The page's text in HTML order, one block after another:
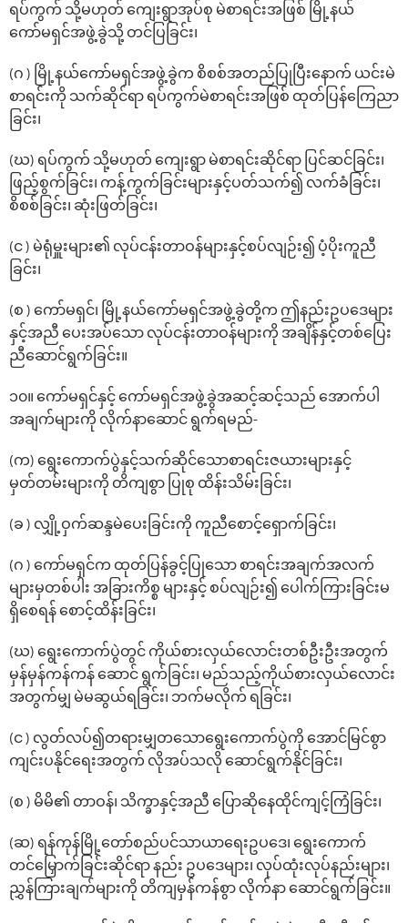
ရပ်ကွက် သို့မဟုတ် ကျေးရွာအုပ်စု မဲစာရင်းအဖြစ် မြို့နယ်
ကော်မရှင်အဖွဲ့ခွဲသို့ တင်ပြခြင်း၊
(ဂ ) မြို့နယ်ကော်မရှင်အဖွဲ့ခွဲက စိစစ်အတည်ပြုပြီးနောက် ယင်းမဲ
စာရင်းကို သက်ဆိုင်ရာ ရပ်ကွက်မဲစာရင်းအဖြစ် ထုတ်ပြန်ကြေညာ
ခြင်း၊
(ဃ) ရပ်ကွက် သို့မဟုတ် ကျေးရွာ မဲစာရင်းဆိုင်ရာ ပြင်ဆင်ခြင်း၊
ဖြည့်စွက်ခြင်း၊ ကန့်ကွက်ခြင်းများနှင့်ပတ်သက်၍ လက်ခံခြင်း၊
စိစစ်ခြင်း၊ ဆုံးဖြတ်ခြင်း၊
(င ) မဲရုံမှူးများ၏ လုပ်ငန်းတာဝန်များနှင့်စပ်လျဉ်း၍ ပံ့ပိုးကူညီ
ခြင်း၊
(စ ) ကော်မရှင်၊ မြို့နယ်ကော်မရှင်အဖွဲ့ခွဲတို့က ဤနည်းဥပဒေများ
နှင့်အညီ ပေးအပ်သော လုပ်ငန်းတာဝန်များကို အချိန်နှင့်တစ်ပြေး
ညီဆောင်ရွက်ခြင်း။
၁၀။ ကော်မရှင်နှင့် ကော်မရှင်အဖွဲ့ခွဲအဆင့်ဆင့်သည် အောက်ပါ
အချက်များကို လိုက်နာဆောင် ရွက်ရမည်-
(က) ရွေးကောက်ပွဲနှင့်သက်ဆိုင်သောစာရင်းဇယားများနှင့်
မှတ်တမ်းများကို တိကျစွာ ပြုစု ထိန်းသိမ်းခြင်း၊
(ခ ) လျှို့ဝှက်ဆန္ဒမဲပေးခြင်းကို ကူညီစောင့်ရှောက်ခြင်း၊
(ဂ ) ကော်မရှင်က ထုတ်ပြန်ခွင့်ပြုသော စာရင်းအချက်အလက်
များမှတစ်ပါး အခြားကိစ္စ များနှင့် စပ်လျဉ်း၍ ပေါက်ကြားခြင်းမ
ရှိစေရန် စောင့်ထိန်းခြင်း၊
(ဃ) ရွေးကောက်ပွဲတွင် ကိုယ်စားလှယ်လောင်းတစ်ဦးဦးအတွက်
မှန်မှန်ကန်ကန် ဆောင် ရွက်ခြင်း၊ မည်သည့်ကိုယ်စားလှယ်လောင်း
အတွက်မျှ မဲမဆွယ်ရခြင်း၊ ဘက်မလိုက် ရခြင်း၊
(င ) လွတ်လပ်၍တရားမျှတသောရွေးကောက်ပွဲကို အောင်မြင်စွာ
ကျင်းပနိုင်ရေးအတွက် လိုအပ်သလို ဆောင်ရွက်နိုင်ခြင်း၊
(စ ) မိမိ၏ တာဝန်၊ သိက္ခာနှင့်အညီ ပြောဆိုနေထိုင်ကျင့်ကြံခြင်း၊
(ဆ) ရန်ကုန်မြို့တော်စည်ပင်သာယာရေးဥပဒေ၊ ရွေးကောက်
တင်မြှောက်ခြင်းဆိုင်ရာ နည်း ဥပဒေများ၊ လုပ်ထုံးလုပ်နည်းများ၊
ညွှန်ကြားချက်များကို တိကျမှန်ကန်စွာ လိုက်နာ ဆောင်ရွက်ခြင်း။